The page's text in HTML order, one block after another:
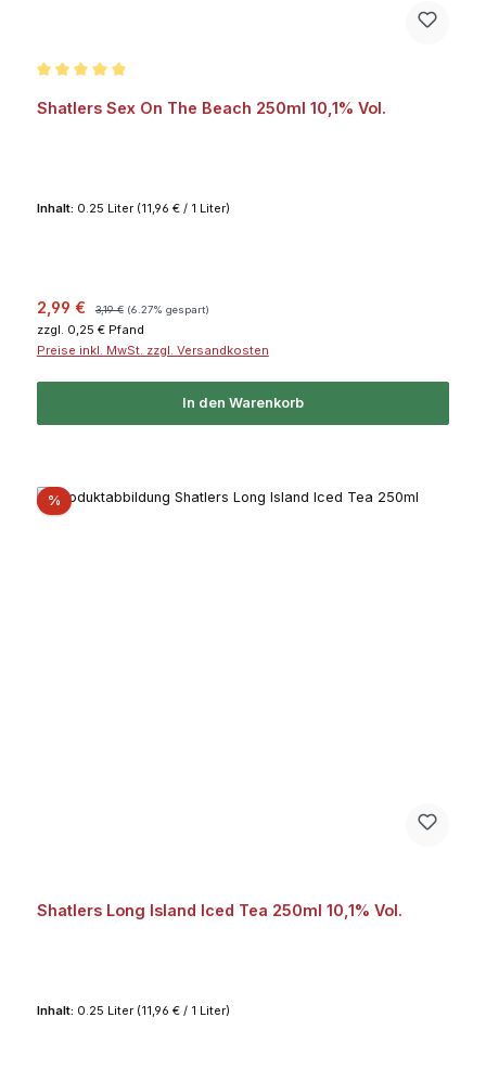
Shatlers Sex On The Beach 250ml 10,1% Vol.
Inhalt: 0.25 Liter (11,96 € / 1 Liter)
Verkaufspreis:
2,99 € 3,19 € (6.27% gespart)
zzgl. 0,25 € Pfand
Preise inkl. MwSt. zzgl. Versandkosten
In den Warenkorb
%Rabatt
Shatlers Long Island Iced Tea 250ml 10,1% Vol.
Inhalt: 0.25 Liter (11,96 € / 1 Liter)